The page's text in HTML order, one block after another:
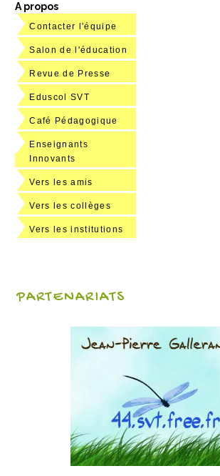
A propos
Contacter l'équipe
Salon de l'éducation
Revue de Presse
Eduscol SVT
Café Pédagogique
Enseignants
Innovants
Vers les amis
Vers les collèges
Vers les institutions
PARTENARIATS